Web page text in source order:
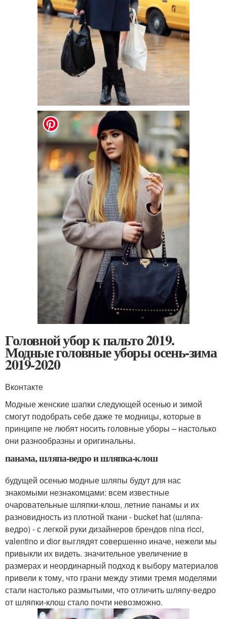
Головной убор к пальто 2019.
Модные головные уборы осень-зима
2019-2020
Вконтакте
Модные женские шапки следующей осенью и зимой
смогут подобрать себе даже те модницы, которые в
принципе не любят носить головные уборы – настолько
они разнообразны и оригинальны.
панама, шляпа-ведро и шляпка-клош
будущей осенью модные шляпы будут для нас
знакомыми незнакомцами: всем известные
очаровательные шляпки-клош, летние панамы и их
разновидность из плотной ткани - bucket hat (шляпа-
ведро) - с легкой руки дизайнеров брендов nina ricci,
valentino и dior выглядят совершенно иначе, нежели мы
привыкли их видеть. значительное увеличение в
размерах и неординарный подход к выбору материалов
привели к тому, что грани между этими тремя моделями
стали настолько размытыми, что отличить шляпу-ведро
от шляпки-клош стало почти невозможно.